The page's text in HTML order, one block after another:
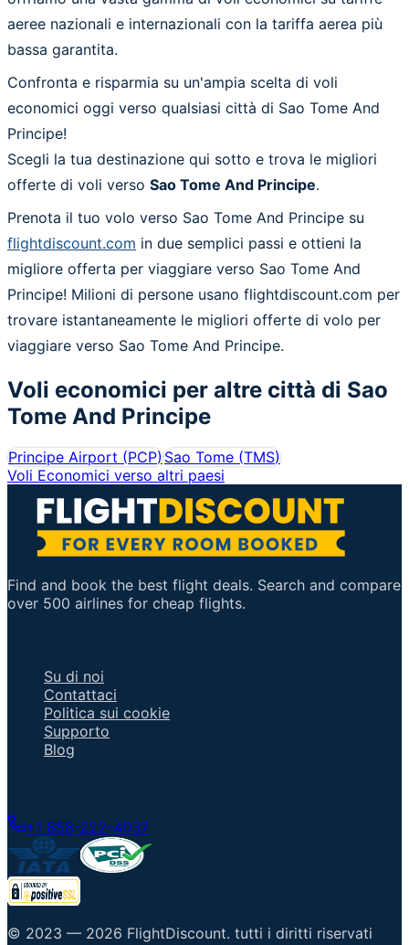
aeree nazionali e internazionali con la tariffa aerea più
bassa garantita.
Confronta e risparmia su un'ampia scelta di voli
economici oggi verso qualsiasi città di Sao Tome And
Principe!
Scegli la tua destinazione qui sotto e trova le migliori
offerte di voli verso Sao Tome And Principe.
Prenota il tuo volo verso Sao Tome And Principe su
flightdiscount.com in due semplici passi e ottieni la
migliore offerta per viaggiare verso Sao Tome And
Principe! Milioni di persone usano flightdiscount.com per
trovare istantaneamente le migliori offerte di volo per
viaggiare verso Sao Tome And Principe.
Voli economici per altre città di Sao
Tome And Principe
Principe Airport (PCP)Sao Tome (TMS)
Voli Economici verso altri paesi
Find and book the best flight deals. Search and compare
over 500 airlines for cheap flights.
Su di noi
Contattaci
Politica sui cookie
Supporto
Blog
+1 858-222-4037
© 2023 — 2026 FlightDiscount. tutti i diritti riservati